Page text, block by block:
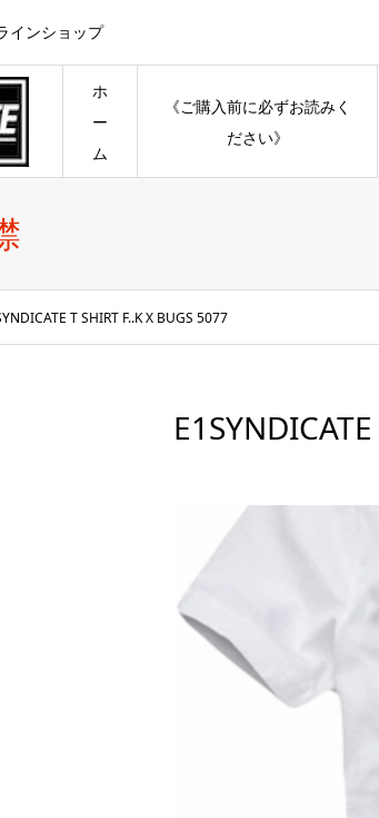
インショップ
ホ
ー
ム
《ご購入前に必ずお読みく
ださい》
T SHIRT F..K X BUGS 5077